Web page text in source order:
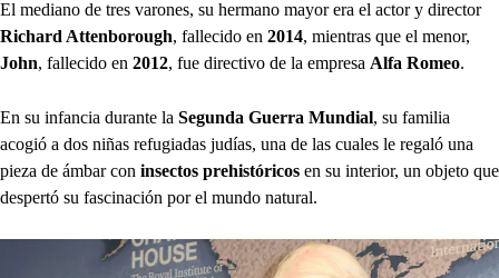
El mediano de tres varones, su hermano mayor era el actor y director
Richard Attenborough, fallecido en 2014, mientras que el menor,
John, fallecido en 2012, fue directivo de la empresa Alfa Romeo.
En su infancia durante la Segunda Guerra Mundial, su familia
acogió a dos niñas refugiadas judías, una de las cuales le regaló una
pieza de ámbar con insectos prehistóricos en su interior, un objeto que
despertó su fascinación por el mundo natural.